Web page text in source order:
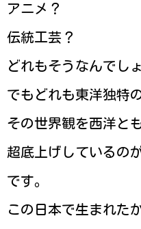
アニメ？
伝統工芸？
どれもそうなんでしょ
でもどれも東洋独特
その世界観を西洋と
超底上げしているの
です。
この日本で生まれた